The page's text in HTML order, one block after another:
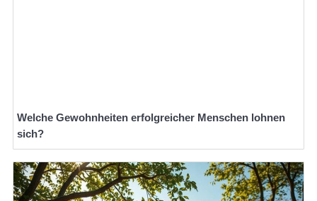
Welche Gewohnheiten erfolgreicher Menschen lohnen
sich?